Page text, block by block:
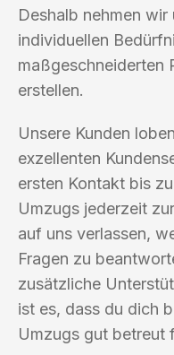
Deshalb nehmen
individuellen
maßgeschneiderten
erstellen.
Unsere Kunden
exzellenten
ersten Kontakt bis
Umzugs jederzeit
auf uns verlassen,
Fragen zu
zusätzliche
ist es, dass du dich
Umzugs gut betreut